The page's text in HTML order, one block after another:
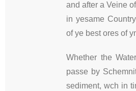
and after a Veine
in yesame
of ye best ores of
Whether the
passe by
sediment, wch in